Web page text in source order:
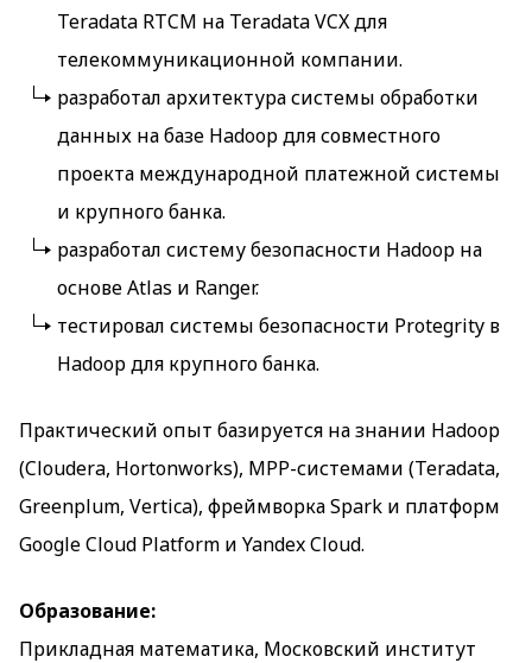
Teradata RTCM на Teradata VCX для
телекоммуникационной компании.
разработал архитектура системы обработки
данных на базе Hadoop для совместного
проекта международной платежной системы
и крупного банка.
разработал систему безопасности Hadoop на
основе Atlas и Ranger.
тестировал системы безопасности Protegrity в
Hadoop для крупного банка.
Практический опыт базируется на знании Hadoop
(Cloudera, Hortonworks), MPP-системами (Teradata,
Greenplum, Vertica), фреймворка Spark и платформ
Google Cloud Platform и Yandex Cloud.
Образование:
Прикладная математика, Московский институт